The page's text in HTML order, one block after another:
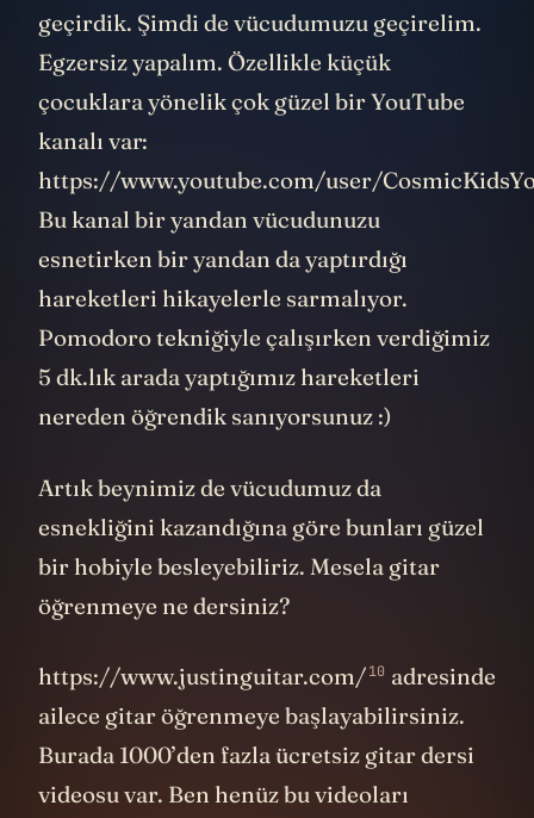
geçirdik. Şimdi de vücudumuzu geçirelim.
Egzersiz yapalım. Özellikle küçük
çocuklara yönelik çok güzel bir YouTube
kanalı var:
https://www.youtube.com/user/
Bu kanal bir yandan vücudunuzu
esnetirken bir yandan da yaptırdığı
hareketleri hikayelerle sarmalıyor.
Pomodoro tekniğiyle çalışırken verdiğimiz
5 dk.lık arada yaptığımız hareketleri
nereden öğrendik sanıyorsunuz :)
Artık beynimiz de vücudumuz da
esnekliğini kazandığına göre bunları güzel
bir hobiyle besleyebiliriz. Mesela gitar
öğrenmeye ne dersiniz?
https://www.justinguitar.com/10 adresinde
ailece gitar öğrenmeye başlayabilirsiniz.
Burada 1000’den fazla ücretsiz gitar dersi
videosu var. Ben henüz bu videoları